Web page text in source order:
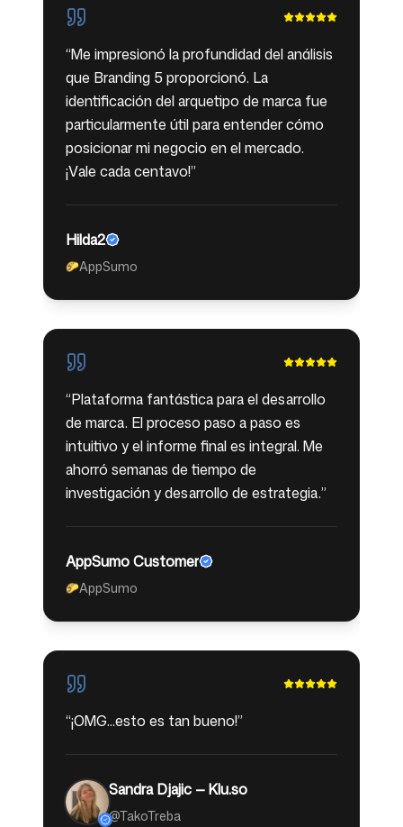
“Me impresionó la profundidad del análisis
que Branding 5 proporcionó. La
identificación del arquetipo de marca fue
particularmente útil para entender cómo
posicionar mi negocio en el mercado.
¡Vale cada centavo!”
Hilda2
🌮AppSumo
“Plataforma fantástica para el desarrollo
de marca. El proceso paso a paso es
intuitivo y el informe final es integral. Me
ahorró semanas de tiempo de
investigación y desarrollo de estrategia.”
AppSumo Customer
🌮AppSumo
“¡OMG...esto es tan bueno!”
Sandra Djajic — Klu.so
@TakoTreba